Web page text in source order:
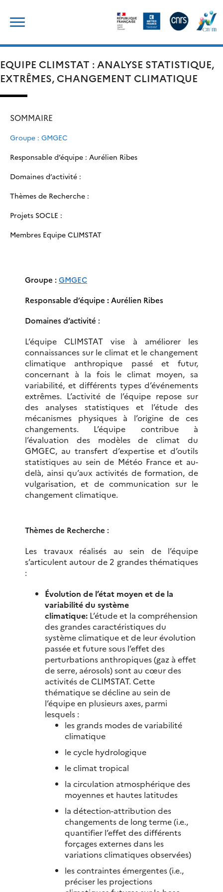
content
EQUIPE CLIMSTAT : ANALYSE STATISTIQUE,
EXTRÊMES, CHANGEMENT CLIMATIQUE
SOMMAIRE
Groupe : GMGEC
Responsable d’équipe : Aurélien Ribes
Domaines d’activité :
Thèmes de Recherche :
Projets SOCLE :
Membres Equipe CLIMSTAT
Groupe : GMGEC
Responsable d’équipe :Aurélien Ribes
Domaines d’activité :
L’équipe CLIMSTAT vise à améliorer les
connaissances sur le climat et le changement
climatique anthropique passé et futur,
concernant à la fois le climat moyen, sa
variabilité, et différents types d’événements
extrêmes. L’activité de l’équipe repose sur
des analyses statistiques et l’étude des
mécanismes physiques à l’origine de ces
changements. L’équipe contribue à
l’évaluation des modèles de climat du
GMGEC, au transfert d’expertise et d’outils
statistiques au sein de Météo France et au-
delà, ainsi qu’aux activités de formation, de
vulgarisation, et de communication sur le
changement climatique.
Thèmes de Recherche :
Les travaux réalisés au sein de l’équipe
s’articulent autour de 2 grandes thématiques
:
Évolution de l’état moyen et de la
variabilité du système
climatique: L’étude et la compréhension
des grandes caractéristiques du
système climatique et de leur évolution
passée et future sous l’effet des
perturbations anthropiques (gaz à effet
de serre, aérosols) sont au cœur des
activités de CLIMSTAT. Cette
thématique se décline au sein de
l’équipe en plusieurs axes, parmi
lesquels :
les grands modes de variabilité
climatique
le cycle hydrologique
le climat tropical
la circulation atmosphérique des
moyennes et hautes latitudes
la détection-attribution des
changements de long terme (i.e.,
quantifier l’effet des différents
forçages externes dans les
variations climatiques observées)
les contraintes émergentes (i.e.,
préciser les projections